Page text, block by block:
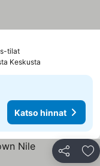
tilat
Keskusta
Katso hinnat
Jaa